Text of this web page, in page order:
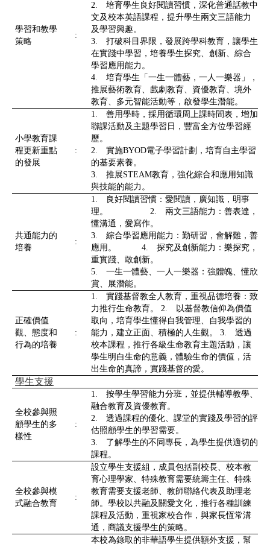
學習和教學
策略
:
2. 培育學生良好閱讀習慣，深化普通話教中
文及校本英語課程，提升學生兩文三語能力
及學習興趣。
3. 打破科目界限，發展跨學科教育，讓學生
在實踐中學習，培養學生探究、創新、綜合
學習應用能力。
4. 培育學生「一生一體藝，一人一樂器」，
推展藝術教育、戲劇教育、資優教育、境外
教育、多元智能活動等，啟發學生潛能。
小學教育課
程更新重點
的發展
:
1. 善用學時，採用循環周上課時間表，增加
聯課活動及主題學習日，豐富全方位學習經
歷。
2. 實施BYOD電子學習計劃，培育自主學習
的基要素養。
3. 推展STEAM教育，強化綜合和應用知識
與技能的能力。
共通能力的
培養
:
1. 良好閱讀習慣：愛閱讀，廣知識，明事
理。 2. 兩文三語能力：善表達，
懂溝通，愛寫作。
3. 綜合學習應用能力：勤研習，會解難，善
應用。 4. 探究及創新能力：樂探究，
重實踐、敢創新。
5. 一生一體藝、一人一樂器：強體魄、懂欣
賞、展潛能。
正確價值
觀、態度和
行為的培養
:
1. 實踐基督教全人教育，重視品德培養：致
力推行生命教育。 2. 以基督教信仰為價值
取向，培育學生懂得自我管理、自我學習的
能力，建立正面、積極的人生觀。 3. 透過
校本課程，推行各級生命教育主題活動，讓
學生明白生命的意義，體驗生命的價值，活
出生命的真諦，實踐基督的愛。
學生支援
全校參與照
顧學生的多
樣性
:
1. 按學生學習能力分班，並提供輔導教學、
融合教育及資優教育。
2. 透過課程的優化、課堂的實踐及學習的評
估照顧學生的學習需要。
3. 了解學生的不同專長，為學生提供適切的
課程。
全校參與模
式融合教育
:
設立學生支援組，成員包括副校長、校本教
育心理學家、特殊教育需要統籌主任、特殊
教育需要支援老師、教師聯絡代表及助理老
師。學校以共融及關愛文化，推行各種訓練
課程及活動，重視家校合作，與家長恆常溝
通，商議支援學生的策略。
本校為錄取的非華語學生提供額外支援，幫